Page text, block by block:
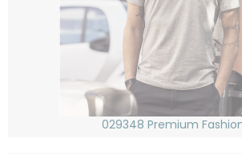
029348 Premium